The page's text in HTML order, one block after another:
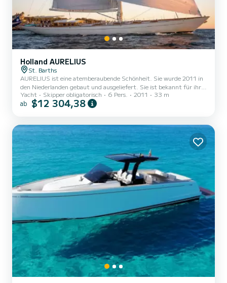
Holland AURELIUS
St. Barths
AURELIUS ist eine atemberaubende Schönheit. Sie wurde 2011 in
den Niederlanden gebaut und ausgeliefert. Sie ist bekannt für ihre
einzigartige Mischung aus Stil und Leistung. Mit ihr zu segeln
bedeutet, in der Tradition der "Grand Classics" zu kreuzen,
Zuhause fernab von zu Hause. Sie bietet ein Gesamtkonzept aus
dezentem Honduras-Mahagoni und cremefarbenen Verkleidungen
mit Kasta...
Yacht Skipper obligatorisch 6 Pers. 2011 33 m
ab $12 304,38